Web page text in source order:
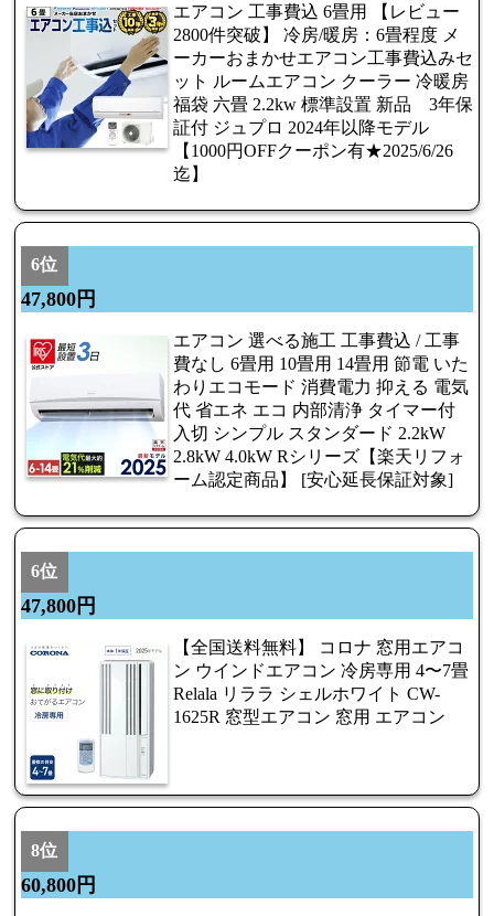
エアコン 工事費込 6畳用 【レビュー
2800件突破】 冷房/暖房：6畳程度 メ
ーカーおまかせエアコン工事費込みセ
ット ルームエアコン クーラー 冷暖房
福袋 六畳 2.2kw 標準設置 新品 3年保
証付 ジュプロ 2024年以降モデル
【1000円OFFクーポン有★2025/6/26
迄】
6位
47,800円
エアコン 選べる施工 工事費込 / 工事
費なし 6畳用 10畳用 14畳用 節電 いた
わりエコモード 消費電力 抑える 電気
代 省エネ エコ 内部清浄 タイマー付
入切 シンプル スタンダード 2.2kW
2.8kW 4.0kW Rシリーズ【楽天リフォ
ーム認定商品】 [安心延長保証対象]
6位
47,800円
【全国送料無料】 コロナ 窓用エアコ
ン ウインドエアコン 冷房専用 4〜7畳
Relala リララ シェルホワイト CW-
1625R 窓型エアコン 窓用 エアコン
8位
60,800円